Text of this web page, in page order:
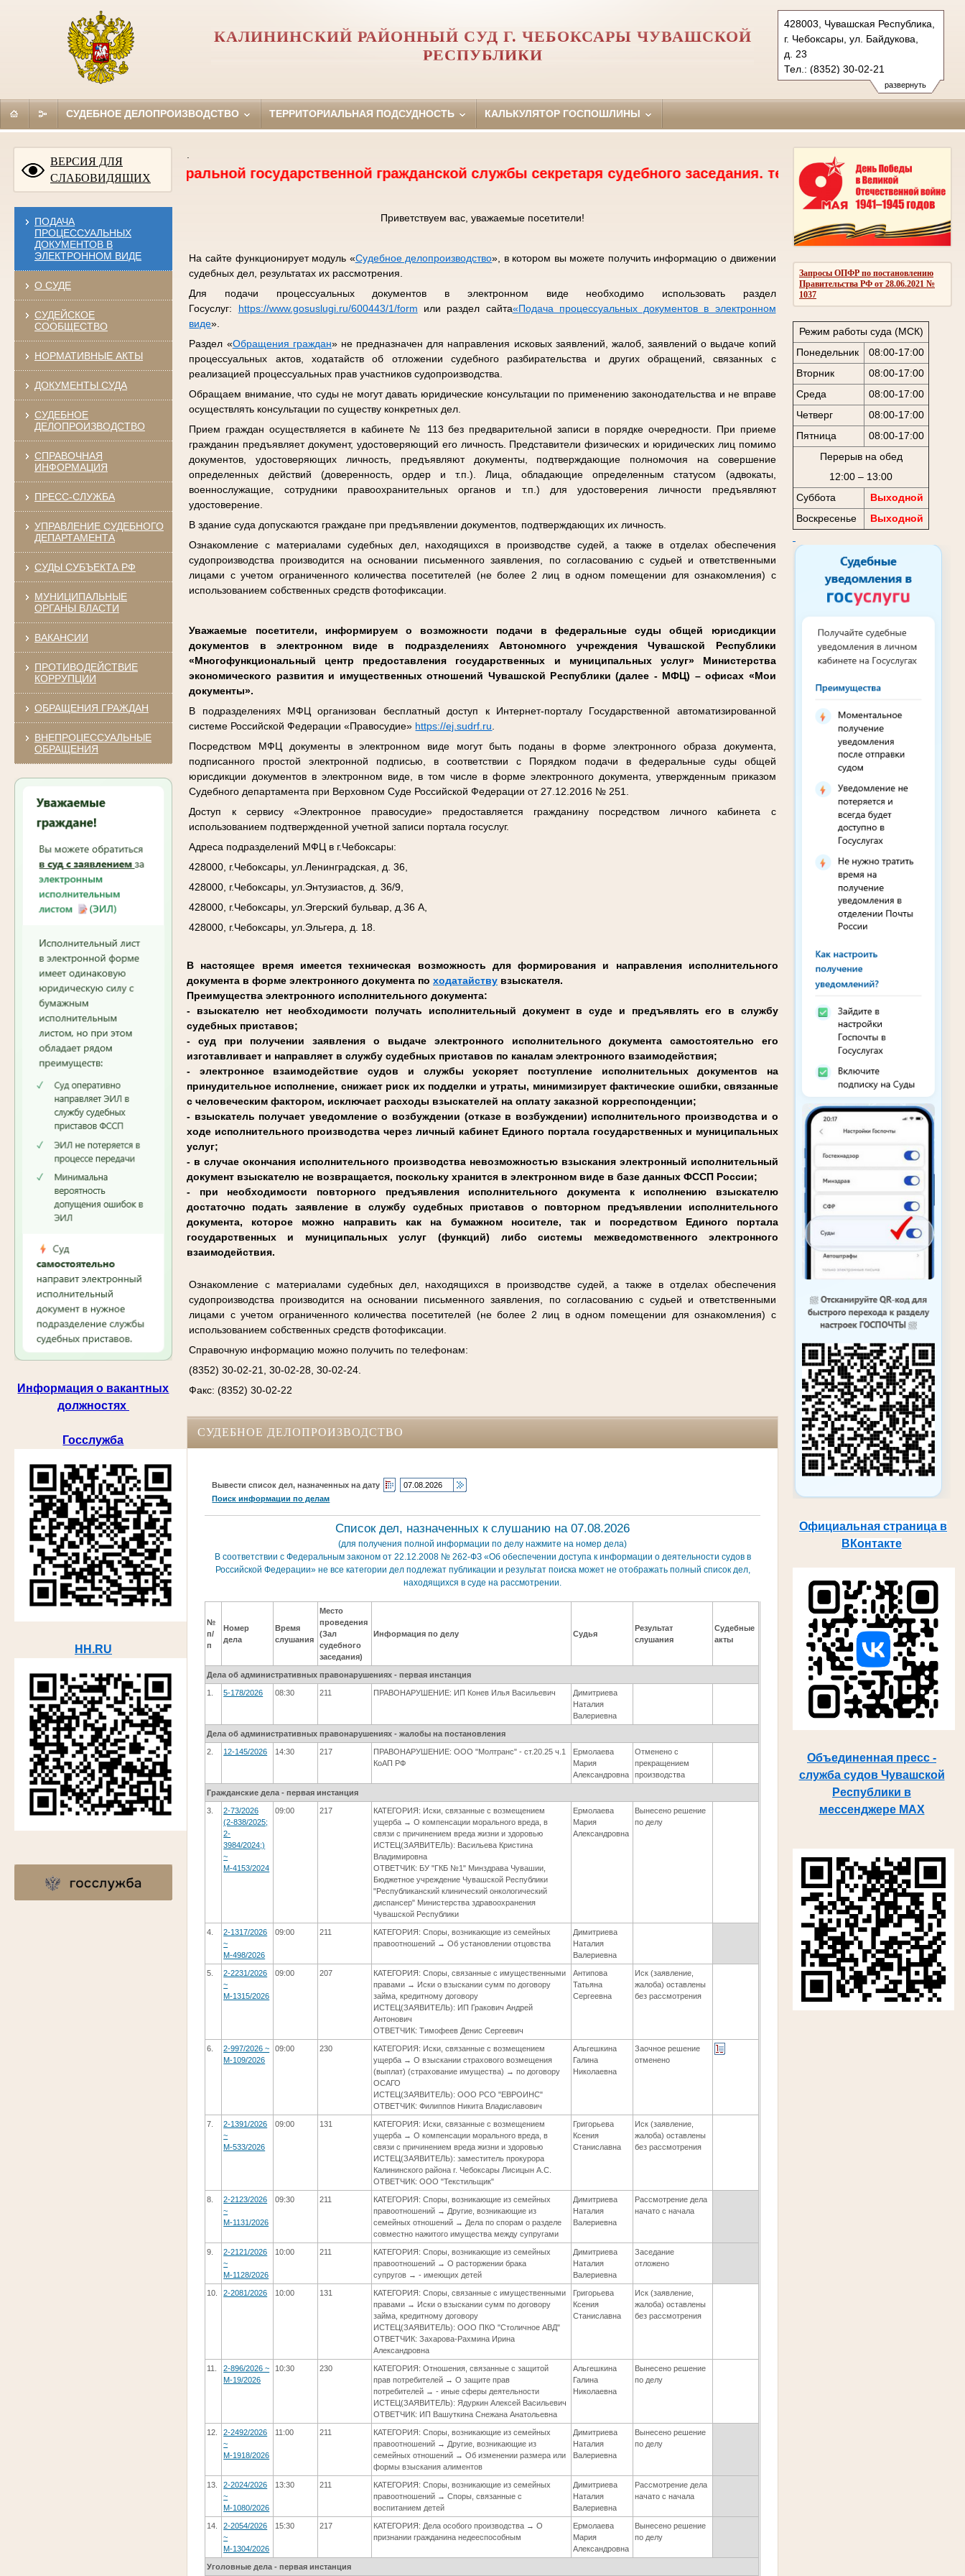
развернуть
428003, Чувашская Республика,
г. Чебоксары, ул. Байдукова,
д. 23
Тел.: (8352) 30-02-21
kalininsky.chv@sudrf.ru
КАЛИНИНСКИЙ РАЙОННЫЙ СУД Г. ЧЕБОКСАРЫ ЧУВАШСКОЙ
РЕСПУБЛИКИ
СУДЕБНОЕ ДЕЛОПРОИЗВОДСТВО ТЕРРИТОРИАЛЬНАЯ ПОДСУДНОСТЬ КАЛЬКУЛЯТОР ГОСПОШЛИНЫ
ВЕРСИЯ ДЛЯ
СЛАБОВИДЯЩИХ
ПОДАЧА
ПРОЦЕССУАЛЬНЫХ
ДОКУМЕНТОВ В
ЭЛЕКТРОННОМ ВИДЕ
О СУДЕ
СУДЕЙСКОЕ
СООБЩЕСТВО
НОРМАТИВНЫЕ АКТЫ
ДОКУМЕНТЫ СУДА
СУДЕБНОЕ
ДЕЛОПРОИЗВОДСТВО
СПРАВОЧНАЯ
ИНФОРМАЦИЯ
ПРЕСС-СЛУЖБА
УПРАВЛЕНИЕ СУДЕБНОГО
ДЕПАРТАМЕНТА
СУДЫ СУБЪЕКТА РФ
МУНИЦИПАЛЬНЫЕ
ОРГАНЫ ВЛАСТИ
ВАКАНСИИ
ПРОТИВОДЕЙСТВИЕ
КОРРУПЦИИ
ОБРАЩЕНИЯ ГРАЖДАН
ВНЕПРОЦЕССУАЛЬНЫЕ
ОБРАЩЕНИЯ
Информация о вакантных
должностях
Госслужба
HH.RU
Запросы ОПФР по постановлению
Правительства РФ от 28.06.2021 №
1037
Режим работы суда (МСК)
Понедельник
08:00-17:00
Вторник
08:00-17:00
Среда
08:00-17:00
Четверг
08:00-17:00
Пятница
08:00-17:00
Перерыв на обед
12:00 – 13:00
Суббота
Выходной
Воскресенье
Выходной
Официальная страница в
ВКонтакте
Объединенная пресс -
служба судов Чувашской
Республики в
мессенджере MAX
должность федеральной государственной гражданской службы секретаря судебного заседания. тел.30-02-18, 30-02-19, 2 этаж, 208
Приветствуем вас, уважаемые посетители!
На сайте функционирует модуль «Судебное делопроизводство», в котором вы можете получить информацию о движении
судебных дел, результатах их рассмотрения.
Для подачи процессуальных документов в электронном виде необходимо использовать раздел
Госуслуг: https://www.gosuslugi.ru/600443/1/form или раздел сайта«Подача процессуальных документов в электронном
виде».
Раздел «Обращения граждан» не предназначен для направления исковых заявлений, жалоб, заявлений о выдаче копий
процессуальных актов, ходатайств об отложении судебного разбирательства и других обращений, связанных с
реализацией процессуальных прав участников судопроизводства.
Обращаем внимание, что суды не могут давать юридические консультации по применению законодательства и не вправе
осуществлять консультации по существу конкретных дел.
Прием граждан осуществляется в кабинете № 113 без предварительной записи в порядке очередности. При приеме
гражданин предъявляет документ, удостоверяющий его личность. Представители физических и юридических лиц помимо
документов, удостоверяющих личность, предъявляют документы, подтверждающие полномочия на совершение
определенных действий (доверенность, ордер и т.п.). Лица, обладающие определенным статусом (адвокаты,
военнослужащие, сотрудники правоохранительных органов и т.п.) для удостоверения личности предъявляют
удостоверение.
В здание суда допускаются граждане при предъявлении документов, подтверждающих их личность.
Ознакомление с материалами судебных дел, находящихся в производстве судей, а также в отделах обеспечения
судопроизводства производится на основании письменного заявления, по согласованию с судьей и ответственными
лицами с учетом ограниченного количества посетителей (не более 2 лиц в одном помещении для ознакомления) с
использованием собственных средств фотофиксации.
Уважаемые посетители, информируем о возможности подачи в федеральные суды общей юрисдикции
документов в электронном виде в подразделениях Автономного учреждения Чувашской Республики
«Многофункциональный центр предоставления государственных и муниципальных услуг» Министерства
экономического развития и имущественных отношений Чувашской Республики (далее - МФЦ) – офисах «Мои
документы».
В подразделениях МФЦ организован бесплатный доступ к Интернет-порталу Государственной автоматизированной
системе Российской Федерации «Правосудие» https://ej.sudrf.ru.
Посредством МФЦ документы в электронном виде могут быть поданы в форме электронного образа документа,
подписанного простой электронной подписью, в соответствии с Порядком подачи в федеральные суды общей
юрисдикции документов в электронном виде, в том числе в форме электронного документа, утвержденным приказом
Судебного департамента при Верховном Суде Российской Федерации от 27.12.2016 № 251.
Доступ к сервису «Электронное правосудие» предоставляется гражданину посредством личного кабинета с
использованием подтвержденной учетной записи портала госуслуг.
Адреса подразделений МФЦ в г.Чебоксары:
428000, г.Чебоксары, ул.Ленинградская, д. 36,
428000, г.Чебоксары, ул.Энтузиастов, д. 36/9,
428000, г.Чебоксары, ул.Эгерский бульвар, д.36 А,
428000, г.Чебоксары, ул.Эльгера, д. 18.
В настоящее время имеется техническая возможность для формирования и направления исполнительного
документа в форме электронного документа по ходатайствувзыскателя.
Преимущества электронного исполнительного документа:
- взыскателю нет необходимости получать исполнительный документ в суде и предъявлять его в службу
судебных приставов;
- суд при получении заявления о выдаче электронного исполнительного документа самостоятельно его
изготавливает и направляет в службу судебных приставов по каналам электронного взаимодействия;
- электронное взаимодействие судов и службы ускоряет поступление исполнительных документов на
принудительное исполнение, снижает риск их подделки и утраты, минимизирует фактические ошибки, связанные
с человеческим фактором, исключает расходы взыскателей на оплату заказной корреспонденции;
- взыскатель получает уведомление о возбуждении (отказе в возбуждении) исполнительного производства и о
ходе исполнительного производства через личный кабинет Единого портала государственных и муниципальных
услуг;
- в случае окончания исполнительного производства невозможностью взыскания электронный исполнительный
документ взыскателю не возвращается, поскольку хранится в электронном виде в базе данных ФССП России;
- при необходимости повторного предъявления исполнительного документа к исполнению взыскателю
достаточно подать заявление в службу судебных приставов о повторном предъявлении исполнительного
документа, которое можно направить как на бумажном носителе, так и посредством Единого портала
государственных и муниципальных услуг (функций) либо системы межведомственного электронного
взаимодействия.
Ознакомление с материалами судебных дел, находящихся в производстве судей, а также в отделах обеспечения
судопроизводства производится на основании письменного заявления, по согласованию с судьей и ответственными
лицами с учетом ограниченного количества посетителей (не более 2 лиц в одном помещении для ознакомления) с
использованием собственных средств фотофиксации.
Справочную информацию можно получить по телефонам:
(8352) 30-02-21, 30-02-28, 30-02-24.
Факс: (8352) 30-02-22
СУДЕБНОЕ ДЕЛОПРОИЗВОДСТВО
Вывести список дел, назначенных на дату
Поиск информации по делам
Список дел, назначенных к слушанию на 07.08.2026
(для получения полной информации по делу нажмите на номер дела)
В соответствии с Федеральным законом от 22.12.2008 № 262-ФЗ «Об обеспечении доступа к информации о деятельности судов в
Российской Федерации» не все категории дел подлежат публикации и результат поиска может не отображать полный список дел,
находящихся в суде на рассмотрении.
№
п/
п
Номер
дела
Время
слушания
Место
проведения
(Зал
судебного
заседания)
Информация по делу Судья
Результат
слушания
Судебные
акты
Дела об административных правонарушениях - первая инстанция
1. 5-178/2026 08:30 211 ПРАВОНАРУШЕНИЕ: ИП Конев Илья Васильевич
Димитриева
Наталия
Валериевна
Дела об административных правонарушениях - жалобы на постановления
2. 12-145/2026 14:30 217
ПРАВОНАРУШЕНИЕ: ООО "Молтранс" - ст.20.25 ч.1
КоАП РФ
Ермолаева
Мария
Александровна
Отменено с
прекращением
производства
Гражданские дела - первая инстанция
3.
2-73/2026
(2-838/2025;
2-
3984/2024;)
~
М-4153/2024
09:00 217
КАТЕГОРИЯ: Иски, связанные с возмещением
ущерба → О компенсации морального вреда, в
связи с причинением вреда жизни и здоровью
ИСТЕЦ(ЗАЯВИТЕЛЬ): Васильева Кристина
Владимировна
ОТВЕТЧИК: БУ "ГКБ №1" Минздрава Чувашии,
Бюджетное учреждение Чувашской Республики
"Республиканский клинический онкологический
диспансер" Министерства здравоохранения
Чувашской Республики
Ермолаева
Мария
Александровна
Вынесено решение
по делу
4.
2-1317/2026
~
М-498/2026
09:00 211
КАТЕГОРИЯ: Споры, возникающие из семейных
правоотношений → Об установлении отцовства
Димитриева
Наталия
Валериевна
5.
2-2231/2026
~
М-1315/2026
09:00 207
КАТЕГОРИЯ: Споры, связанные с имущественными
правами → Иски о взыскании сумм по договору
займа, кредитному договору
ИСТЕЦ(ЗАЯВИТЕЛЬ): ИП Гракович Андрей
Антонович
ОТВЕТЧИК: Тимофеев Денис Сергеевич
Антипова
Татьяна
Сергеевна
Иск (заявление,
жалоба) оставлены
без рассмотрения
6.
2-997/2026 ~
М-109/2026
09:00 230
КАТЕГОРИЯ: Иски, связанные с возмещением
ущерба → О взыскании страхового возмещения
(выплат) (страхование имущества) → по договору
ОСАГО
ИСТЕЦ(ЗАЯВИТЕЛЬ): ООО РСО "ЕВРОИНС"
ОТВЕТЧИК: Филиппов Никита Владиславович
Альгешкина
Галина
Николаевна
Заочное решение
отменено
7.
2-1391/2026
~
М-533/2026
09:00 131
КАТЕГОРИЯ: Иски, связанные с возмещением
ущерба → О компенсации морального вреда, в
связи с причинением вреда жизни и здоровью
ИСТЕЦ(ЗАЯВИТЕЛЬ): заместитель прокурора
Калининского района г. Чебоксары Лисицын А.С.
ОТВЕТЧИК: ООО "Текстильщик"
Григорьева
Ксения
Станиславна
Иск (заявление,
жалоба) оставлены
без рассмотрения
8.
2-2123/2026
~
М-1131/2026
09:30 211
КАТЕГОРИЯ: Споры, возникающие из семейных
правоотношений → Другие, возникающие из
семейных отношений → Дела по спорам о разделе
совместно нажитого имущества между супругами
Димитриева
Наталия
Валериевна
Рассмотрение дела
начато с начала
9.
2-2121/2026
~
М-1128/2026
10:00 211
КАТЕГОРИЯ: Споры, возникающие из семейных
правоотношений → О расторжении брака
супругов → - имеющих детей
Димитриева
Наталия
Валериевна
Заседание
отложено
10. 2-2081/2026 10:00 131
КАТЕГОРИЯ: Споры, связанные с имущественными
правами → Иски о взыскании сумм по договору
займа, кредитному договору
ИСТЕЦ(ЗАЯВИТЕЛЬ): ООО ПКО "Столичное АВД"
ОТВЕТЧИК: Захарова-Рахмина Ирина
Александровна
Григорьева
Ксения
Станиславна
Иск (заявление,
жалоба) оставлены
без рассмотрения
11.
2-896/2026 ~
М-19/2026
10:30 230
КАТЕГОРИЯ: Отношения, связанные с защитой
прав потребителей → О защите прав
потребителей → - иные сферы деятельности
ИСТЕЦ(ЗАЯВИТЕЛЬ): Ядуркин Алексей Васильевич
ОТВЕТЧИК: ИП Вашуткина Снежана Анатольевна
Альгешкина
Галина
Николаевна
Вынесено решение
по делу
12.
2-2492/2026
~
М-1918/2026
11:00 211
КАТЕГОРИЯ: Споры, возникающие из семейных
правоотношений → Другие, возникающие из
семейных отношений → Об изменении размера или
формы взыскания алиментов
Димитриева
Наталия
Валериевна
Вынесено решение
по делу
13.
2-2024/2026
~
М-1080/2026
13:30 211
КАТЕГОРИЯ: Споры, возникающие из семейных
правоотношений → Споры, связанные с
воспитанием детей
Димитриева
Наталия
Валериевна
Рассмотрение дела
начато с начала
14.
2-2054/2026
~
М-1304/2026
15:30 217
КАТЕГОРИЯ: Дела особого производства → О
признании гражданина недееспособным
Ермолаева
Мария
Александровна
Вынесено решение
по делу
Уголовные дела - первая инстанция